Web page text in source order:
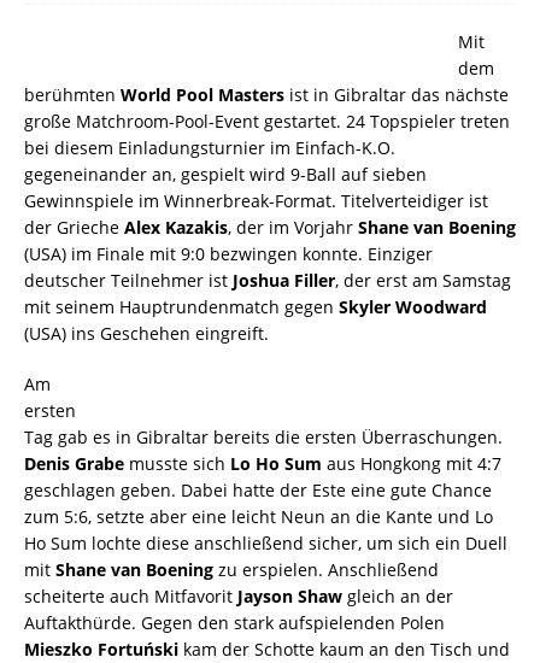
Mit
dem
berühmten World Pool Masters ist in Gibraltar das nächste
große Matchroom-Pool-Event gestartet. 24 Topspieler treten
bei diesem Einladungsturnier im Einfach-K.O.
gegeneinander an, gespielt wird 9-Ball auf sieben
Gewinnspiele im Winnerbreak-Format. Titelverteidiger ist
der Grieche Alex Kazakis, der im Vorjahr Shane van Boening
(USA) im Finale mit 9:0 bezwingen konnte. Einziger
deutscher Teilnehmer ist Joshua Filler, der erst am Samstag
mit seinem Hauptrundenmatch gegen Skyler Woodward
(USA) ins Geschehen eingreift.
Am
ersten
Tag gab es in Gibraltar bereits die ersten Überraschungen.
Denis Grabe musste sich Lo Ho Sum aus Hongkong mit 4:7
geschlagen geben. Dabei hatte der Este eine gute Chance
zum 5:6, setzte aber eine leicht Neun an die Kante und Lo
Ho Sum lochte diese anschließend sicher, um sich ein Duell
mit Shane van Boening zu erspielen. Anschließend
scheiterte auch Mitfavorit Jayson Shaw gleich an der
Auftakthürde. Gegen den stark aufspielenden Polen
Mieszko Fortuński kam der Schotte kaum an den Tisch und